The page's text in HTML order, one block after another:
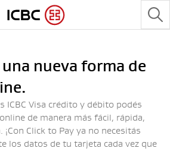
nueva forma de
ICBC Visa crédito y débito podés
de manera más fácil, rápida,
Click to Pay ya no necesitás
los datos de tu tarjeta cada vez que